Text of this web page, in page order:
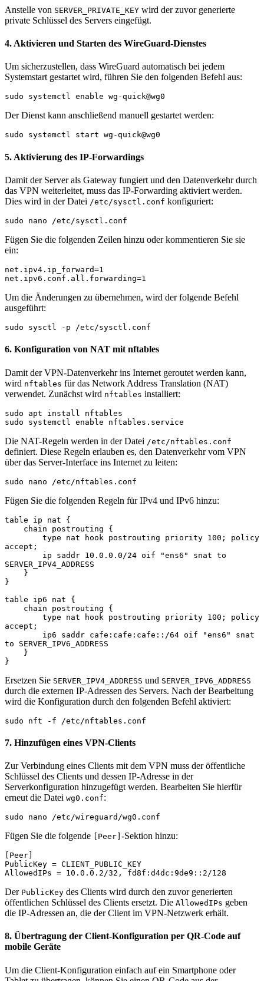
Anstelle von SERVER_PRIVATE_KEY wird der zuvor generierte
private Schlüssel des Servers eingefügt.
4. Aktivieren und Starten des WireGuard-Dienstes
Um sicherzustellen, dass WireGuard automatisch bei jedem
Systemstart gestartet wird, führen Sie den folgenden Befehl aus:
sudo systemctl enable wg-quick@wg0
Der Dienst kann anschließend manuell gestartet werden:
sudo systemctl start wg-quick@wg0
5. Aktivierung des IP-Forwardings
Damit der Server als Gateway fungiert und den Datenverkehr durch
das VPN weiterleitet, muss das IP-Forwarding aktiviert werden.
Dies wird in der Datei /etc/sysctl.conf konfiguriert:
sudo nano /etc/sysctl.conf
Fügen Sie die folgenden Zeilen hinzu oder kommentieren Sie sie
ein:
net.ipv4.ip_forward=1
net.ipv6.conf.all.forwarding=1
Um die Änderungen zu übernehmen, wird der folgende Befehl
ausgeführt:
sudo sysctl -p /etc/sysctl.conf
6. Konfiguration von NAT mit nftables
Damit der VPN-Datenverkehr ins Internet geroutet werden kann,
wird nftables für das Network Address Translation (NAT)
verwendet. Zunächst wird nftables installiert:
sudo apt install nftables
sudo systemctl enable nftables.service
Die NAT-Regeln werden in der Datei /etc/nftables.conf
definiert. Diese Regeln erlauben es, den Datenverkehr vom VPN
über das Server-Interface ins Internet zu leiten:
sudo nano /etc/nftables.conf
Fügen Sie die folgenden Regeln für IPv4 und IPv6 hinzu:
table ip nat {
accept;
SERVER_IPV4_ADDRESS
}
table ip6 nat {
accept;
to SERVER_IPV6_ADDRESS
}
Ersetzen Sie SERVER_IPV4_ADDRESS und SERVER_IPV6_ADDRESS
durch die externen IP-Adressen des Servers. Nach der Bearbeitung
wird die Konfiguration durch den folgenden Befehl aktiviert:
sudo nft -f /etc/nftables.conf
7. Hinzufügen eines VPN-Clients
Zur Verbindung eines Clients mit dem VPN muss der öffentliche
Schlüssel des Clients und dessen IP-Adresse in der
Serverkonfiguration hinzugefügt werden. Bearbeiten Sie hierfür
erneut die Datei wg0.conf:
sudo nano /etc/wireguard/wg0.conf
Fügen Sie die folgende [Peer] -Sektion hinzu:
[Peer]
PublicKey = CLIENT_PUBLIC_KEY
AllowedIPs = 10.0.0.2/32, fd8f:d4dc:9de9::2/128
Der PublicKey des Clients wird durch den zuvor generierten
öffentlichen Schlüssel des Clients ersetzt. Die AllowedIPs geben
die IP-Adressen an, die der Client im VPN-Netzwerk erhält.
8. Übertragung der Client-Konfiguration per QR-Code auf
mobile Geräte
Um die Client-Konfiguration einfach auf ein Smartphone oder